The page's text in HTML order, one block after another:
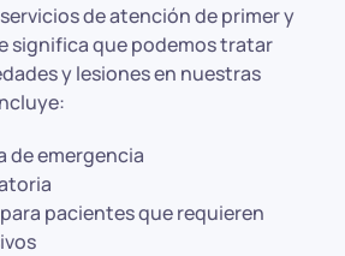
de atención de primer y
significa que podemos tratar
y lesiones en nuestras
de emergencia
pacientes que requieren